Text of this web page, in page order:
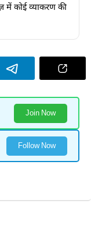
कोई व्याकरण की
Join Now
Follow Now